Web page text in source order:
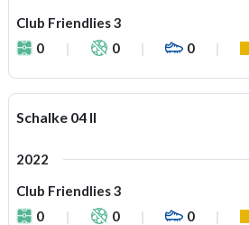
Club Friendlies 3
0
0 0
Schalke 04 II
2022
Club Friendlies 3
0
0 0